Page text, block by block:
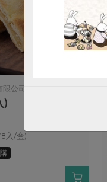
公司
)
入/盒)